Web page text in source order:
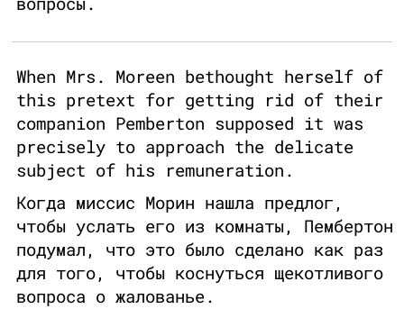
When Mrs. Moreen bethought herself of
this pretext for getting rid of their
companion Pemberton supposed it was
precisely to approach the delicate
subject of his remuneration.
Когда миссис Морин нашла предлог,
чтобы услать его из комнаты, Пембертон
подумал, что это было сделано как раз
для того, чтобы коснуться щекотливого
вопроса о жалованье.